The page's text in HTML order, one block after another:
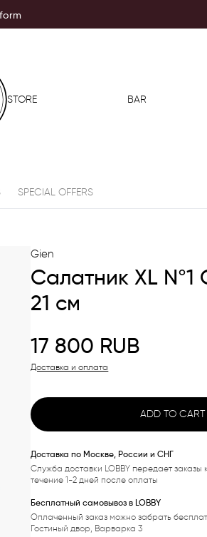
STORE BAR
SPECIAL OFFERS
Gien
Салатник XL
21 см
17 800 RUB
Доставка и оплата
ADD TO CART
Доставка по Москве, России и СНГ
Служба доставки LOBBY передает заказы
течение 1-2 дней после оплаты
Бесплатный самовывоз в LOBBY
Оплаченный заказ можно забрать
Гостиный двор, Варварка 3